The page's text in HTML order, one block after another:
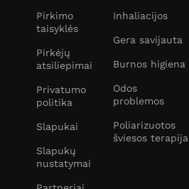
Pirkimo
taisyklės
Pirkėjų
atsiliepimai
Privatumo
politika
Slapukai
Slapukų
nustatymai
Inhaliacijos
Gera savijauta
Burnos higiena
Odos
problemos
Poliarizuotos
šviesos terapija